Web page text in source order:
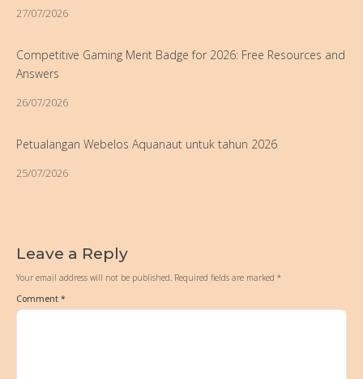
27/07/2026
Competitive Gaming Merit Badge for 2026: Free Resources and
Answers
26/07/2026
Petualangan Webelos Aquanaut untuk tahun 2026
25/07/2026
Leave a Reply
Your email address will not be published. Required fields are marked *
Comment *